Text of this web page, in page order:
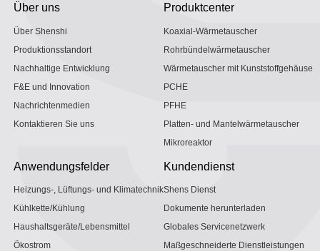
Über uns
Über Shenshi
Produktionsstandort
Nachhaltige Entwicklung
F&E und Innovation
Nachrichtenmedien
Kontaktieren Sie uns
Produktcenter
Koaxial-Wärmetauscher
Rohrbündelwärmetauscher
Wärmetauscher mit Kunststoffgehäuse
PCHE
PFHE
Platten- und Mantelwärmetauscher
Mikroreaktor
Anwendungsfelder
Heizungs-, Lüftungs- und Klimatechnik
Kühlkette/Kühlung
Haushaltsgeräte/Lebensmittel
Ökostrom
Kundendienst
Shens Dienst
Dokumente herunterladen
Globales Servicenetzwerk
Maßgeschneiderte Dienstleistungen